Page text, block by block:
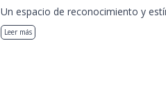
Un espacio de reconocimiento y
Leer más